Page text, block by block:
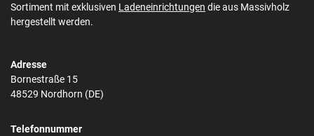
Sortiment mit exklusiven Ladeneinrichtungen die aus Massivholz
hergestellt werden.
Adresse
Bornestraße 15
48529 Nordhorn (DE)
Telefonnummer